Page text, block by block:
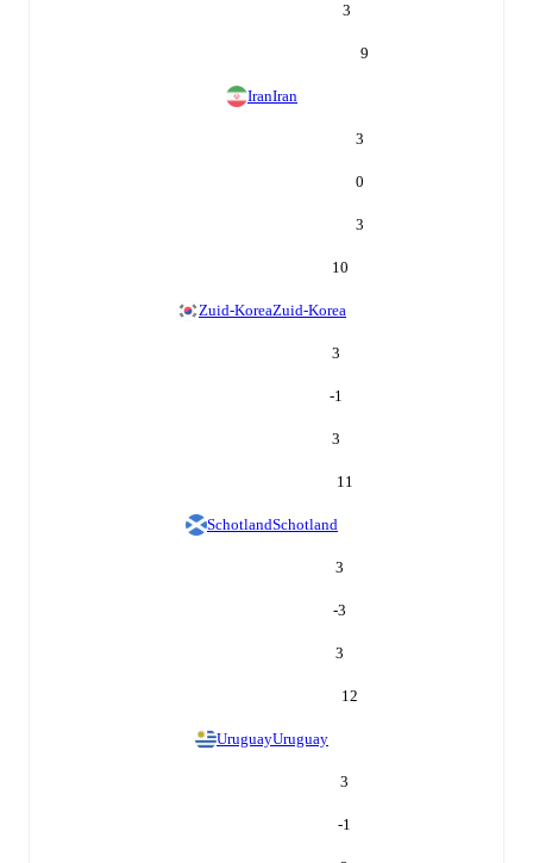
3
9
IranIran
3
0
3
10
Zuid-KoreaZuid-Korea
3
-1
3
11
SchotlandSchotland
3
-3
3
12
UruguayUruguay
3
-1